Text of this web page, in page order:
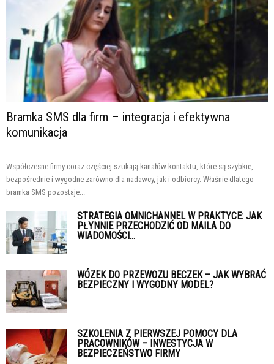
Bramka SMS dla firm – integracja i efektywna
komunikacja
Współczesne firmy coraz częściej szukają kanałów kontaktu, które są szybkie,
bezpośrednie i wygodne zarówno dla nadawcy, jak i odbiorcy. Właśnie dlatego
bramka SMS pozostaje...
STRATEGIA OMNICHANNEL W PRAKTYCE: JAK
PŁYNNIE PRZECHODZIĆ OD MAILA DO
WIADOMOŚCI...
WÓZEK DO PRZEWOZU BECZEK – JAK WYBRAĆ
BEZPIECZNY I WYGODNY MODEL?
SZKOLENIA Z PIERWSZEJ POMOCY DLA
PRACOWNIKÓW – INWESTYCJA W
BEZPIECZEŃSTWO FIRMY